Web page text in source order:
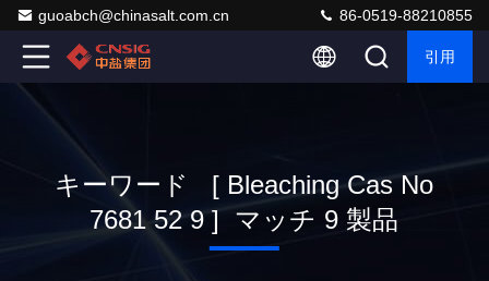
guoabch@chinasalt.com.cn 86-0519-88210855
引用
キーワード [ Bleaching Cas No
7681 52 9 ] マッチ 9 製品